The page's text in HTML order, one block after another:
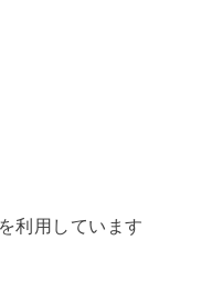
利用しています